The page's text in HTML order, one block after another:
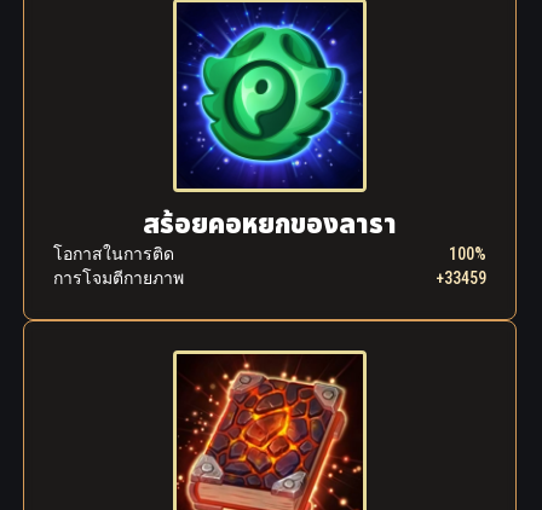
สร้อยคอหยกของลารา
โอกาส​ใน​การ​ติด
100%
การโจมตีกายภาพ
+33459